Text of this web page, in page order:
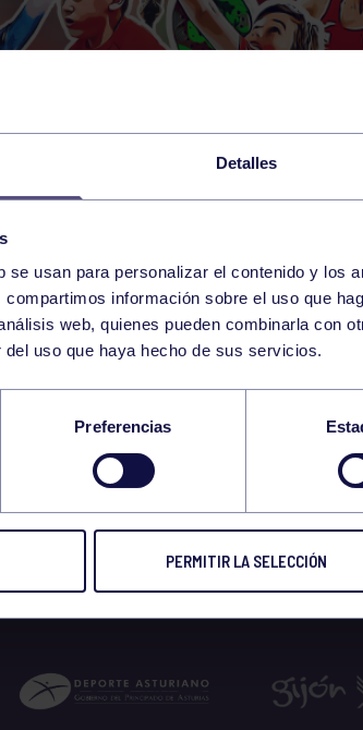
Detalles
se usan para personalizar el contenido y los
información sobre el uso que
web, quienes pueden combinarla con
uso que haya hecho de sus servicios.
Preferencias
PERMITIR LA SELECCIÓN
16
FRIDAY
JUNE
WOD 11:00-